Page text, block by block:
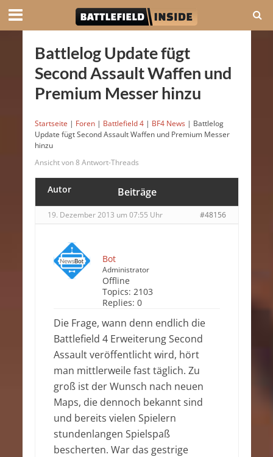
Battlelog Update fügt
Second Assault Waffen und
Premium Messer hinzu
Startseite | Foren | Battlefield 4 | BF4 News | Battlelog
Update fügt Second Assault Waffen und Premium Messer
hinzu
Ansicht von 8 Antwort-Threads
Autor Beiträge
19. Dezember 2013 um 07:55 Uhr #48156
Bot
Administrator
Offline
Topics: 2103
Replies: 0
Die Frage, wann denn endlich die
Battlefield 4 Erweiterung Second
Assault veröffentlicht wird, hört
man mittlerweile fast täglich. Zu
groß ist der Wunsch nach neuen
Maps, die dennoch bekannt sind
und bereits vielen Spielern
stundenlangen Spielspaß
bescherten. War das gestrige